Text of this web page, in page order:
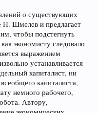
о существующих
Н. Шмелев и предлагает
чтобы подстегнуть
экономисту следовало
выражением
устанавливается
капиталист, ни
капиталиста,
немного рабочего,
Автору,